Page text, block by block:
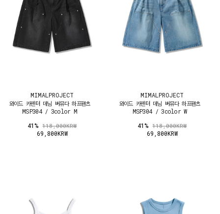
MIMALPROJECT
와이드 카펜터 데님 버뮤다 하프팬츠
MSP304 / 3color M
41%118,000KRW
69,800KRW
MIMALPROJECT
와이드 카펜터 데님 버뮤다 하프팬츠
MSP304 / 3color W
41%118,000KRW
69,800KRW